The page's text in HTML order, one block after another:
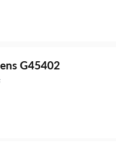
G45402